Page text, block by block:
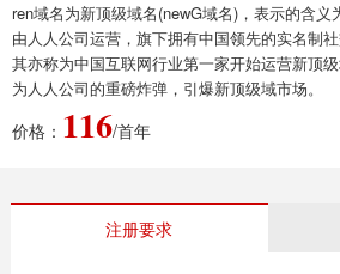
ren域名为新顶级域名(newG域名)，表示的含义
由人人公司运营，旗下拥有中国领先的实名制
其亦称为中国互联网行业第一家开始运营新顶
为人人公司的重磅炸弹，引爆新顶级域市场。
价格： 116/首年
注册要求